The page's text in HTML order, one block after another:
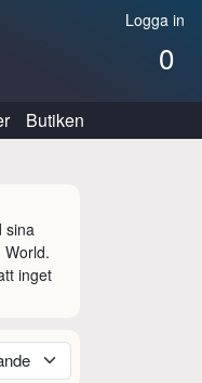
Logga in
0
Butiken
sina
inget